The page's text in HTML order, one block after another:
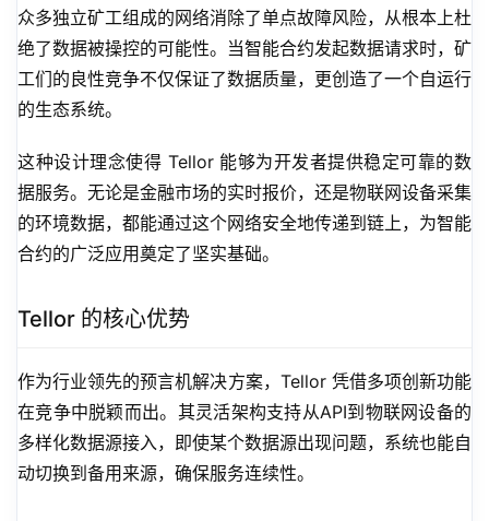
众多独立矿工组成的网络消除了单点故障风险，从根本上杜
绝了数据被操控的可能性。当智能合约发起数据请求时，矿
工们的良性竞争不仅保证了数据质量，更创造了一个自运行
的生态系统。
这种设计理念使得 Tellor 能够为开发者提供稳定可靠的数
据服务。无论是金融市场的实时报价，还是物联网设备采集
的环境数据，都能通过这个网络安全地传递到链上，为智能
合约的广泛应用奠定了坚实基础。
Tellor 的核心优势
作为行业领先的预言机解决方案，Tellor 凭借多项创新功能
在竞争中脱颖而出。其灵活架构支持从API到物联网设备的
多样化数据源接入，即使某个数据源出现问题，系统也能自
动切换到备用来源，确保服务连续性。